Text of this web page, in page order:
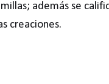
además se
creaciones.